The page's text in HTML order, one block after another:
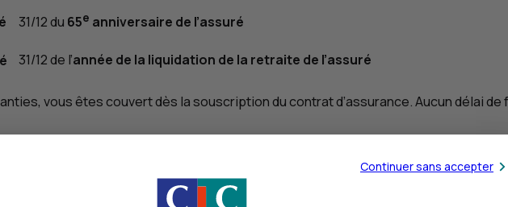
31/12 du 65e anniversaire de l’assuré
31/12 de l’année de la liquidation de la retraite de l’assuré
vous êtes couvert dès la souscription du contrat d’assurance. Aucun délai de
les garanties, quelles que soient les pratiques sportives ou activités.
Continuer sans accepter